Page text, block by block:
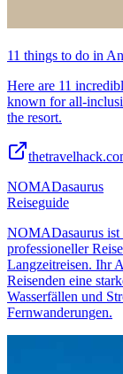
11 things to do in
Here are 11
known for all-
the resort.
NOMADasaurus
Reiseguide
NOMADasaurus ist
professioneller
Langzeitreisen. Ihr
Reisenden eine
Wasserfällen und
Fernwanderungen.